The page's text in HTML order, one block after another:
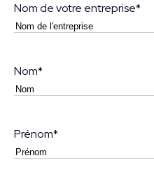
Nom de votre entreprise*
Nom*
Prénom*